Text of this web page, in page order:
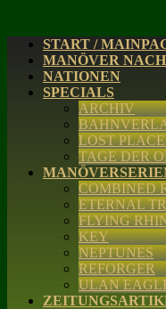
START /
MANÖVER
NATIONEN
SPECIALS
ARCHIV
LOST
TAGE DER
COMBINED
ETERNAL
FLYING
KEY
NEPTUNES
REFORGER
ULAN